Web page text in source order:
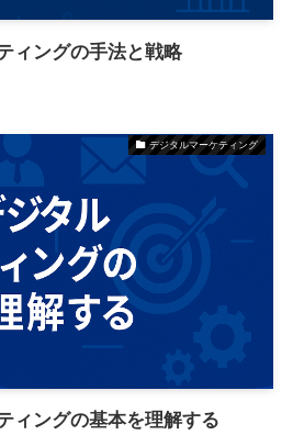
ィングの手法と戦略
デジタルマーケティング
ィングの基本を理解する